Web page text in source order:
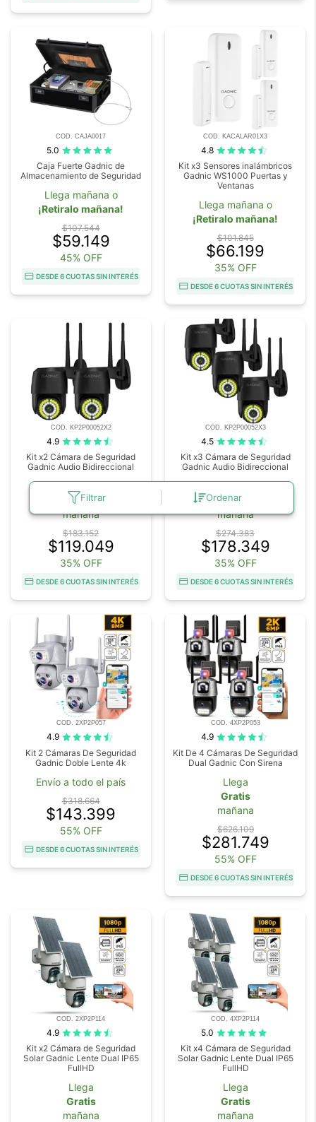
Filtrar Ordenar
COD. CAJA0017
5.0
Caja Fuerte Gadnic de
Almacenamiento de Seguridad
Llega mañana o
¡Retiralo mañana!
$107.544
$59.149
45% OFF
DESDE 6 CUOTAS SIN INTERÉS
COD. KACALAR01X3
4.8
Kit x3 Sensores inalámbricos
Gadnic WS1000 Puertas y
Ventanas
Llega mañana o
¡Retiralo mañana!
$101.845
$66.199
35% OFF
DESDE 6 CUOTAS SIN INTERÉS
COD. KP2P00052X2
4.9
Kit x2 Cámara de Seguridad
Gadnic Audio Bidireccional
Llega
Gratis
mañana
$183.152
$119.049
35% OFF
DESDE 6 CUOTAS SIN INTERÉS
COD. KP2P00052X3
4.5
Kit x3 Cámara de Seguridad
Gadnic Audio Bidireccional
Llega
Gratis
mañana
$274.383
$178.349
35% OFF
DESDE 6 CUOTAS SIN INTERÉS
COD. 2XP2P057
4.9
Kit 2 Cámaras De Seguridad
Gadnic Doble Lente 4k
Envío a todo el país
$318.664
$143.399
55% OFF
DESDE 6 CUOTAS SIN INTERÉS
COD. 4XP2P053
4.9
Kit De 4 Cámaras De Seguridad
Dual Gadnic Con Sirena
Llega
Gratis
mañana
$626.109
$281.749
55% OFF
DESDE 6 CUOTAS SIN INTERÉS
COD. 2XP2P114
4.9
Kit x2 Cámara de Seguridad
Solar Gadnic Lente Dual IP65
FullHD
Llega
Gratis
mañana
COD. 4XP2P114
5.0
Kit x4 Cámara de Seguridad
Solar Gadnic Lente Dual IP65
FullHD
Llega
Gratis
mañana